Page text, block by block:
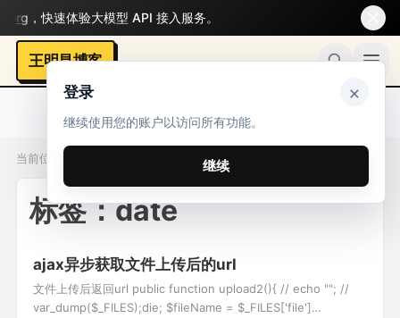
登录 ×
继续使用您的账户以访问所有功能。
继续
，快速体验大模型 API 接入服务。
王明昌博客
当前位置：标签 / date
标签：date
ajax异步获取文件上传后的url
文件上传后返回url public function upload2(){ // echo ""; //
var_dump($_FILES);die; $fileName = $_FILES['file']